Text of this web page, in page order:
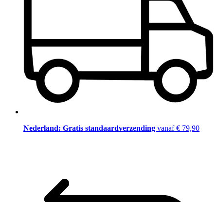
Nederland: Gratis standaardverzending vanaf € 79,90